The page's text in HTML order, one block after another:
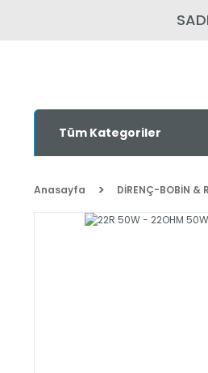
Tüm Kategoriler
Anasayfa DİRENÇ-BOBİN &